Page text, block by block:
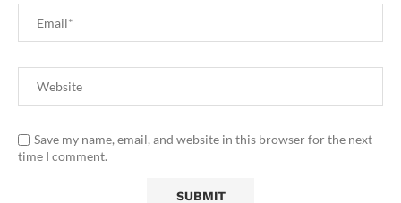
Save my name, email, and website in this browser for the next
time I comment.